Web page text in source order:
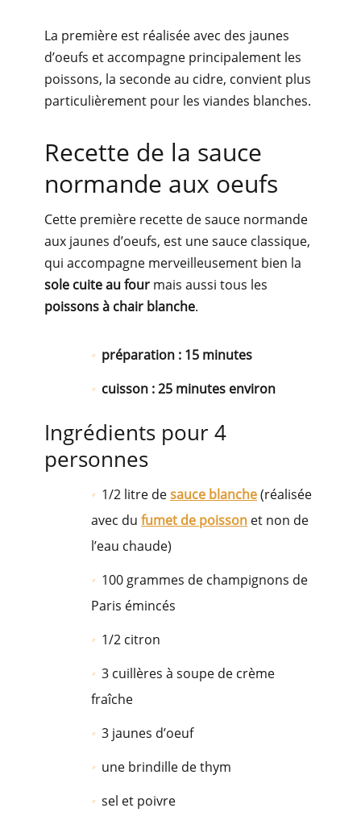
La première est réalisée avec des jaunes
d’oeufs et accompagne principalement les
poissons, la seconde au cidre, convient plus
particulièrement pour les viandes blanches.
Recette de la sauce
normande aux oeufs
Cette première recette de sauce normande
aux jaunes d’oeufs, est une sauce classique,
qui accompagne merveilleusement bien la
sole cuite au four mais aussi tous les
poissons à chair blanche.
préparation : 15 minutes
cuisson : 25 minutes environ
Ingrédients pour 4
personnes
1/2 litre desauce blanche(réalisée
avec du fumet de poisson et non de
l’eau chaude)
100 grammes de champignons de
Paris émincés
1/2 citron
3 cuillères à soupe de crème
fraîche
3 jaunes d’oeuf
une brindille de thym
sel et poivre